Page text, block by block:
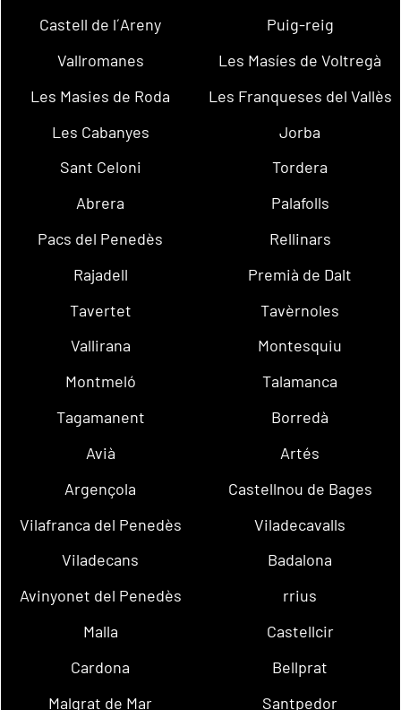
Castell de l´Areny
Puig-reig
Vallromanes
Les Masíes de Voltregà
Les Masies de Roda
Les Franqueses del Vallès
Les Cabanyes
Jorba
Sant Celoni
Tordera
Abrera
Palafolls
Pacs del Penedès
Rellinars
Rajadell
Premià de Dalt
Tavertet
Tavèrnoles
Vallirana
Montesquiu
Montmeló
Talamanca
Tagamanent
Borredà
Avià
Artés
Argençola
Castellnou de Bages
Vilafranca del Penedès
Viladecavalls
Viladecans
Badalona
Avinyonet del Penedès
rrius
Malla
Castellcir
Cardona
Bellprat
Malgrat de Mar
Santpedor